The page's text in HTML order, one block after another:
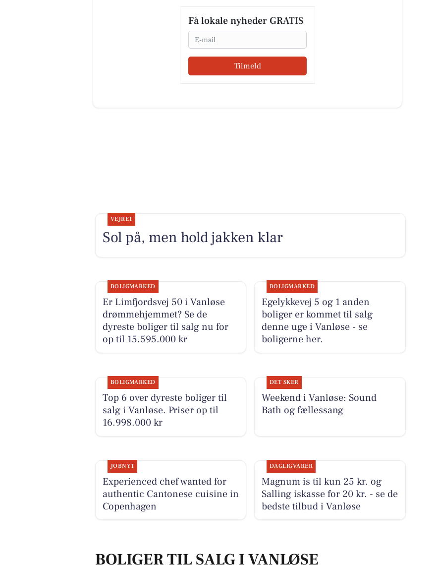
Få lokale nyheder GRATIS
Email
Tilmeld
VEJRET
Sol på, men hold jakken klar
BOLIGMARKED
Er Limfjordsvej 50 i Vanløse
drømmehjemmet? Se de
dyreste boliger til salg nu for
op til 15.595.000 kr
BOLIGMARKED
Egelykkevej 5 og 1 anden
boliger er kommet til salg
denne uge i Vanløse - se
boligerne her.
BOLIGMARKED
Top 6 over dyreste boliger til
salg i Vanløse. Priser op til
16.998.000 kr
DET SKER
Weekend i Vanløse: Sound
Bath og fællessang
JOBNYT
Experienced chef wanted for
authentic Cantonese cuisine in
Copenhagen
DAGLIGVARER
Magnum is til kun 25 kr. og
Salling iskasse for 20 kr. - se de
bedste tilbud i Vanløse
BOLIGER TIL SALG I VANLØSE